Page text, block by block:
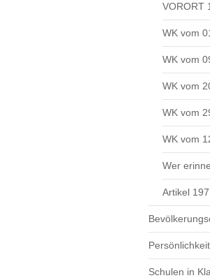
VORORT
WK vom
WK vom
WK vom
WK vom
WK vom
Wer
Artikel
Schulen in